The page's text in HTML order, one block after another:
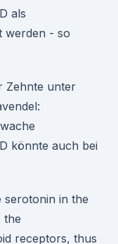
als
werden - so
Zehnte unter
könnte auch bei
serotonin in the
the
receptors, thus